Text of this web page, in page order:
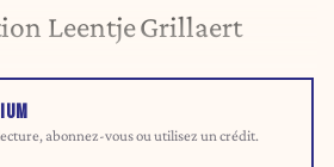
Leentje Grillaert
abonnez-vous ou utilisez un crédit.